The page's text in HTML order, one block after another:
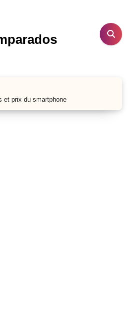
et prix du smartphone